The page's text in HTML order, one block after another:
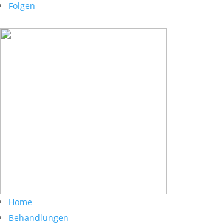
Folgen
Home
Behandlungen